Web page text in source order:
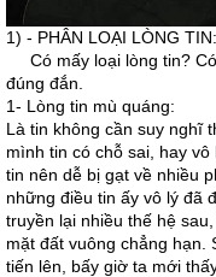
1) - PHÂN LOẠI LÒNG TIN:
Có mấy loại lòng tin?
đúng đắn.
1- Lòng tin mù quáng:
Là tin không cần suy nghĩ
mình tin có chỗ sai, hay
tin nên dễ bị gạt về nhiều
những điều tin ấy vô lý đã
truyền lại nhiều thế hệ
mặt đất vuông chẳng hạn.
tiến lên, bấy giờ ta mới